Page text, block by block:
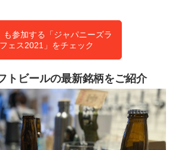
も参加する「ジャパニーズラ
ェス2021」をチェック
トビールの最新銘柄をご紹介